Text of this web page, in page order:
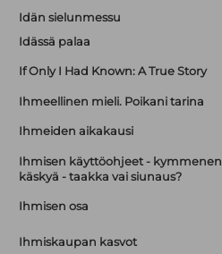
Idän sielunmessu
Idässä palaa
If Only I Had Known: A True Story
Ihmeellinen mieli. Poikani tarina
Ihmeiden aikakausi
Ihmisen käyttöohjeet - kymmenen
käskyä - taakka vai siunaus?
Ihmisen osa
Ihmiskaupan kasvot